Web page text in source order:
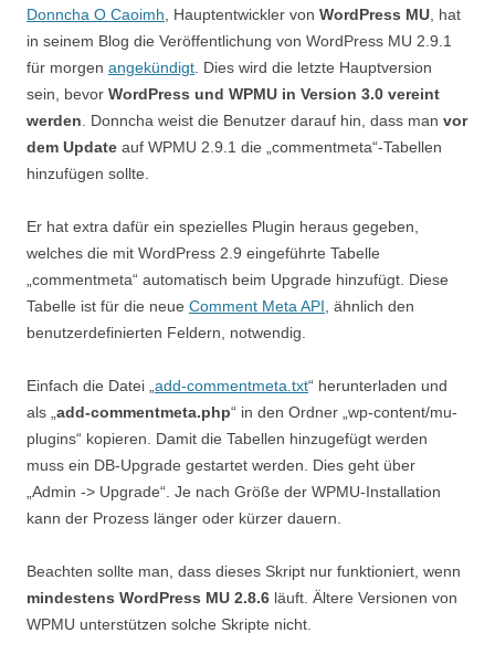
Donncha O Caoimh , Hauptentwickler von WordPress MU , hat
in seinem Blog die Veröffentlichung von WordPress MU 2.9.1
für morgen angekündigt . Dies wird die letzte Hauptversion
sein, bevor WordPress und WPMU in Version 3.0 vereint
werden . Donncha weist die Benutzer darauf hin, dass man vor
dem Update auf WPMU 2.9.1 die „commentmeta“-Tabellen
hinzufügen sollte.
Er hat extra dafür ein spezielles Plugin heraus gegeben,
welches die mit WordPress 2.9 eingeführte Tabelle
„commentmeta“ automatisch beim Upgrade hinzufügt. Diese
Tabelle ist für die neue Comment Meta API , ähnlich den
benutzerdefinierten Feldern, notwendig.
Einfach die Datei „ add-commentmeta.txt“ herunterladen und
als „ add-commentmeta.php“ in den Ordner „wp-content/mu-
plugins“ kopieren. Damit die Tabellen hinzugefügt werden
muss ein DB-Upgrade gestartet werden. Dies geht über
„Admin -> Upgrade“. Je nach Größe der WPMU-Installation
kann der Prozess länger oder kürzer dauern.
Beachten sollte man, dass dieses Skript nur funktioniert, wenn
mindestens WordPress MU 2.8.6 läuft. Ältere Versionen von
WPMU unterstützen solche Skripte nicht.